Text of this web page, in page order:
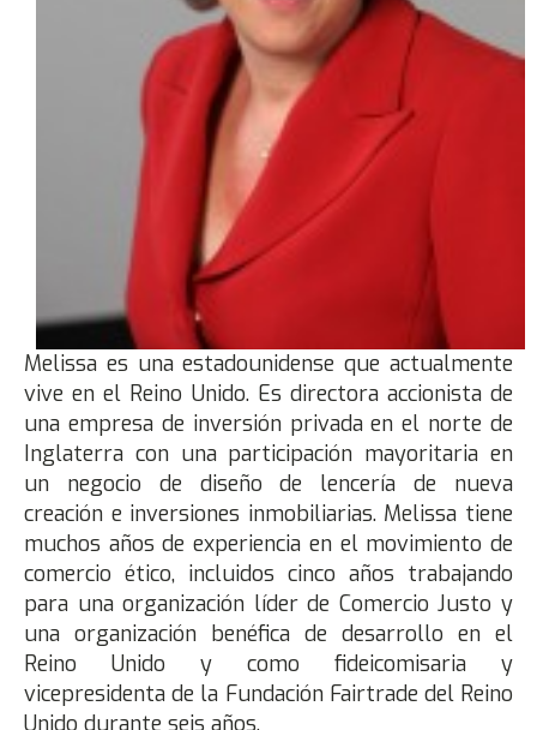
Melissa es una estadounidense que actualmente
vive en el Reino Unido. Es directora accionista de
una empresa de inversión privada en el norte de
Inglaterra con una participación mayoritaria en
un negocio de diseño de lencería de nueva
creación e inversiones inmobiliarias. Melissa tiene
muchos años de experiencia en el movimiento de
comercio ético, incluidos cinco años trabajando
para una organización líder de Comercio Justo y
una organización benéfica de desarrollo en el
Reino Unido y como fideicomisaria y
vicepresidenta de la Fundación Fairtrade del Reino
Unido durante seis años.